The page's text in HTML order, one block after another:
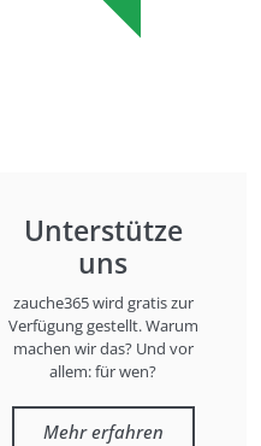
Unterstütze
uns
zauche365 wird gratis zur
Verfügung gestellt. Warum
machen wir das? Und vor
allem: für wen?
Mehr erfahren